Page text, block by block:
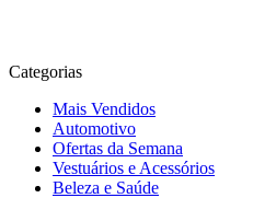
Categorias
Mais Vendidos
Automotivo
Ofertas da Semana
Vestuários e Acessórios
Beleza e Saúde